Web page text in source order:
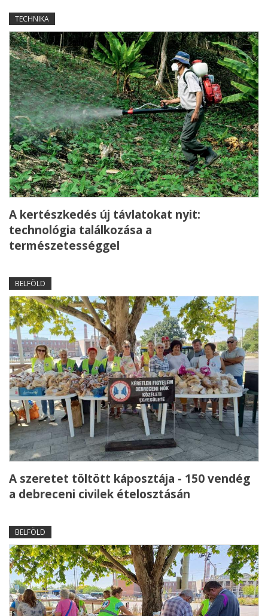
TECHNIKA
A kertészkedés új távlatokat nyit:
technológia találkozása a
természetességgel
BELFÖLD
A szeretet töltött káposztája - 150 vendég
a debreceni civilek ételosztásán
BELFÖLD